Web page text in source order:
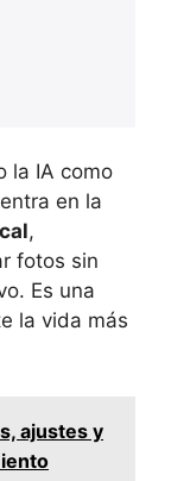
la IA como
en la
,
fotos sin
Es una
la vida más
ajustes y